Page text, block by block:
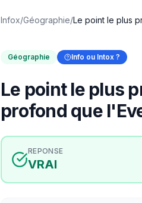
Infox/Géographie/Le point le plus
Géographie Info ou Intox ?
Le point le plus
profond que
REPONSE
VRAI